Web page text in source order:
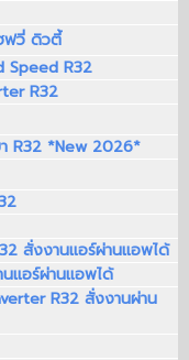
ฟวี่ ดิวตี้
Speed R32
R32
า R32 *New 2026*
สั่งงานแอร์ผ่านแอพได้
แอร์ผ่านแอพได้
R32 สั่งงานผ่าน